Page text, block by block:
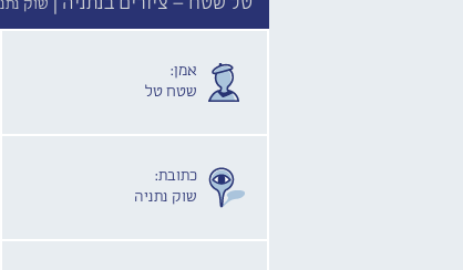
שוק
אמן:
שטח טל
כתובת:
שוק נתניה